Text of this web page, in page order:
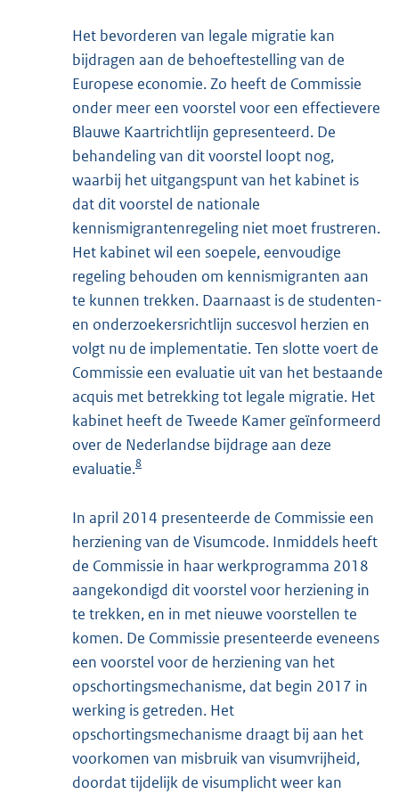
Het bevorderen van legale migratie kan
bijdragen aan de behoeftestelling van de
Europese economie. Zo heeft de Commissie
onder meer een voorstel voor een effectievere
Blauwe Kaartrichtlijn gepresenteerd. De
behandeling van dit voorstel loopt nog,
waarbij het uitgangspunt van het kabinet is
dat dit voorstel de nationale
kennismigrantenregeling niet moet frustreren.
Het kabinet wil een soepele, eenvoudige
regeling behouden om kennismigranten aan
te kunnen trekken. Daarnaast is de studenten-
en onderzoekersrichtlijn succesvol herzien en
volgt nu de implementatie. Ten slotte voert de
Commissie een evaluatie uit van het bestaande
acquis met betrekking tot legale migratie. Het
kabinet heeft de Tweede Kamer geïnformeerd
over de Nederlandse bijdrage aan deze
evaluatie.8
In april 2014 presenteerde de Commissie een
herziening van de Visumcode. Inmiddels heeft
de Commissie in haar werkprogramma 2018
aangekondigd dit voorstel voor herziening in
te trekken, en in met nieuwe voorstellen te
komen. De Commissie presenteerde eveneens
een voorstel voor de herziening van het
opschortingsmechanisme, dat begin 2017 in
werking is getreden. Het
opschortingsmechanisme draagt bij aan het
voorkomen van misbruik van visumvrijheid,
doordat tijdelijk de visumplicht weer kan